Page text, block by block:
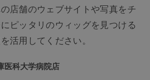
店舗のウェブサイトや写真をチ
ピッタリのウィッグを見つける
活用してください。
科大学病院店